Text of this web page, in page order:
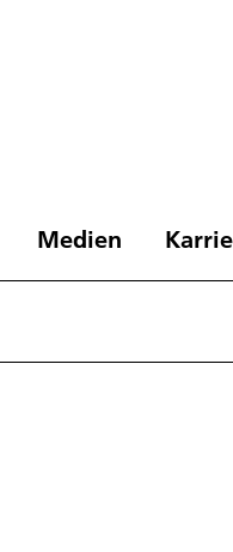
Medien